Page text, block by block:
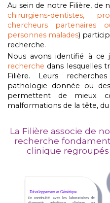
Au sein de notre Filière, de
chirurgiens-dentistes,
chercheurs partenaires
personnes malades)
recherche.
Nous avons identifié à ce
recherche dans lesquelles
Filière. Leurs
pathologie donnée ou
permettent de mieux
malformations de la tête,
La Filière associe de
recherche
clinique